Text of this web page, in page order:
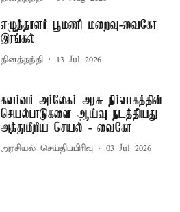
எழுத்தாளர் பூமணி மறைவு-வைகோ
இரங்கல்
தினத்தந்தி 13 Jul 2026
கவர்னர் அர்லேகர் அரசு நிர்வாகத்தின்
செயல்பாடுகளை ஆய்வு நடத்தியது
அத்துமீறிய செயல் - வைகோ
அரசியல் செய்திப்பிரிவு 03 Jul 2026